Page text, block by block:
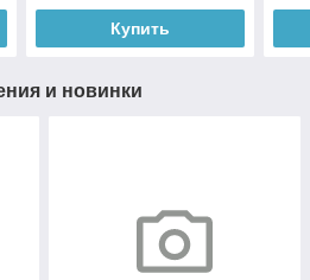
Купить
и новинки